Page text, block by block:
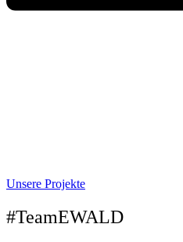
Unsere Projekte
#TeamEWALD